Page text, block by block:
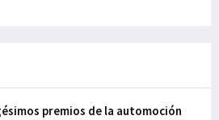
premios de la automoción